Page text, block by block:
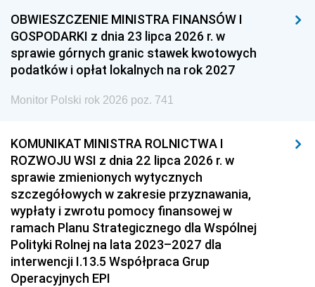
OBWIESZCZENIE MINISTRA FINANSÓW I
GOSPODARKI z dnia 23 lipca 2026 r. w
sprawie górnych granic stawek kwotowych
podatków i opłat lokalnych na rok 2027
Monitor Polski rok 2026 poz. 741
KOMUNIKAT MINISTRA ROLNICTWA I
ROZWOJU WSI z dnia 22 lipca 2026 r. w
sprawie zmienionych wytycznych
szczegółowych w zakresie przyznawania,
wypłaty i zwrotu pomocy finansowej w
ramach Planu Strategicznego dla Wspólnej
Polityki Rolnej na lata 2023–2027 dla
interwencji I.13.5 Współpraca Grup
Operacyjnych EPI